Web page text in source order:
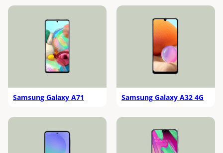
Samsung Galaxy A71 Samsung Galaxy A32 4G